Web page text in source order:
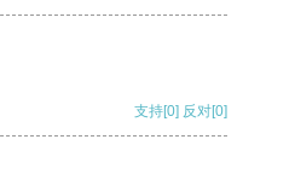
支持[0] 反对[0]